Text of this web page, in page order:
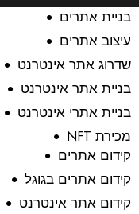
בניית אתרים
עיצוב אתרים
שדרוג אתר אינטרנט
בניית אתר אינטרנט
בניית אתרי אינטרנט
מכירת NFT
קידום אתרים
קידום אתרים בגוגל
קידום אתר אינטרנט